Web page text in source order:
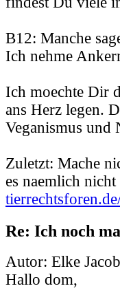
B12: Manche
Ich nehme
Ich moechte Dir
ans Herz legen.
Veganismus und
Zuletzt: Mache
es naemlich
Re: Ich noch
Autor: Elke
Hallo dom,